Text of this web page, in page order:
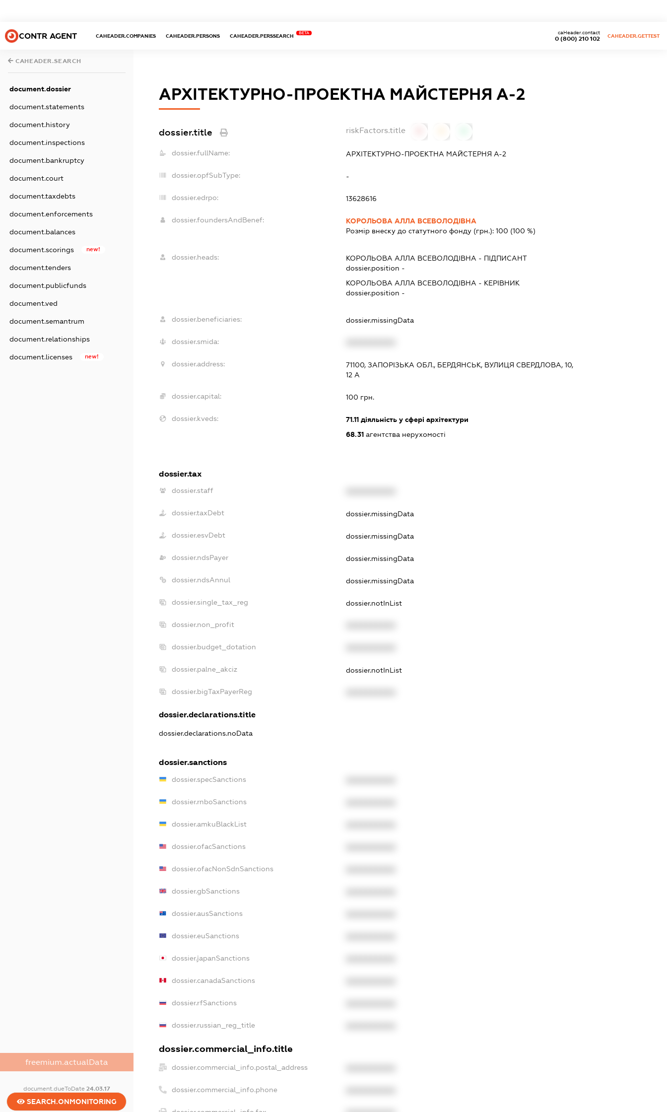
CONTR AGENT CAHEADER.COMPANIES CAHEADER.PERSONS CAHEADER.PERSSEARCH
BETA
0 (800) 210 102
caHeader.contact
CAHEADER.GETTEST
CAHEADER.SEARCH
document.dossier
document.statements
document.history
document.inspections
document.bankruptcy
document.court
document.taxdebts
document.enforcements
document.balances
document.scorings new!
document.tenders
document.publicfunds
document.ved
document.semantrum
document.relationships
document.licenses new!
freemium.actualData
document.dueToDate 24.03.17
SEARCH.ONMONITORING
АРХІТЕКТУРНО-ПРОЕКТНА МАЙСТЕРНЯ А-2
dossier.title riskFactors.title
dossier.fullName: АРХІТЕКТУРНО-ПРОЕКТНА МАЙСТЕРНЯ А-2
dossier.opfSubType: -
dossier.edrpo: 13628616
dossier.foundersAndBenef:
КОРОЛЬОВА АЛЛА ВСЕВОЛОДІВНА
Розмір внеску до статутного фонду (грн.):100 (100 %)
dossier.heads: КОРОЛЬОВА АЛЛА ВСЕВОЛОДІВНА - ПІДПИСАНТ
dossier.position -
КОРОЛЬОВА АЛЛА ВСЕВОЛОДІВНА - КЕРІВНИК
dossier.position -
dossier.beneficiaries: dossier.missingData
dossier.smida:
dossier.address:
71100, ЗАПОРІЗЬКА ОБЛ., БЕРДЯНСЬК, ВУЛИЦЯ СВЕРДЛОВА, 10,
12 А
dossier.capital: 100 грн.
dossier.kveds: 71.11 діяльність у сфері архітектури
68.31 агентства нерухомості
dossier.tax
dossier.staff
dossier.taxDebt dossier.missingData
dossier.esvDebt dossier.missingData
dossier.ndsPayer dossier.missingData
dossier.ndsAnnul dossier.missingData
dossier.single_tax_reg dossier.notInList
dossier.non_profit
dossier.budget_dotation
dossier.palne_akciz dossier.notInList
dossier.bigTaxPayerReg
dossier.declarations.title
dossier.declarations.noData
dossier.sanctions
dossier.specSanctions
dossier.rnboSanctions
dossier.amkuBlackList
dossier.ofacSanctions
dossier.ofacNonSdnSanctions
dossier.gbSanctions
dossier.ausSanctions
dossier.euSanctions
dossier.japanSanctions
dossier.canadaSanctions
dossier.rfSanctions
dossier.russian_reg_title
dossier.commercial_info.title
dossier.commercial_info.postal_address
dossier.commercial_info.phone